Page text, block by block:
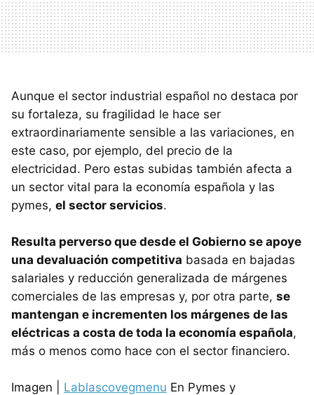
Aunque el sector industrial español no destaca por
su fortaleza, su fragilidad le hace ser
extraordinariamente sensible a las variaciones, en
este caso, por ejemplo, del precio de la
electricidad. Pero estas subidas también afecta a
un sector vital para la economía española y las
pymes, el sector servicios.
Resulta perverso que desde el Gobierno se apoye
una devaluación competitiva basada en bajadas
salariales y reducción generalizada de márgenes
comerciales de las empresas y, por otra parte, se
mantengan e incrementen los márgenes de las
eléctricas a costa de toda la economía española,
más o menos como hace con el sector financiero.
Imagen | Lablascovegmenu En Pymes y